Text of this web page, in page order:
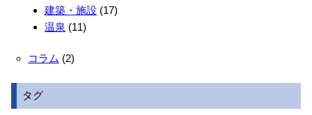
建築・施設 (17)
温泉 (11)
コラム (2)
タグ